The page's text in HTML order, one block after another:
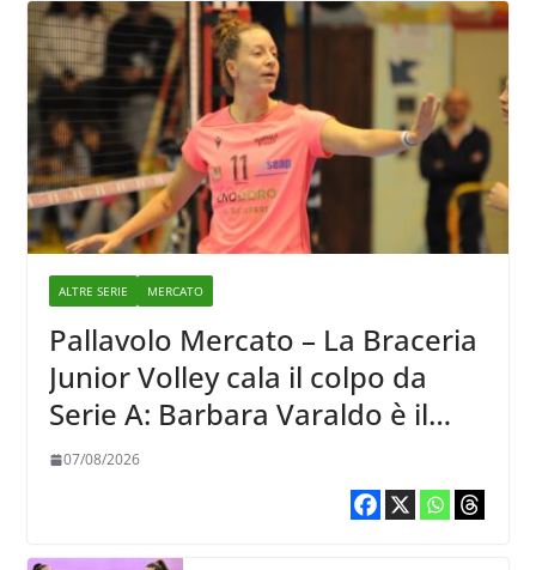
ALTRE SERIE MERCATO
Pallavolo Mercato – La Braceria
Junior Volley cala il colpo da
Serie A: Barbara Varaldo è il
nuovo riferimento dell’attacco
07/08/2026